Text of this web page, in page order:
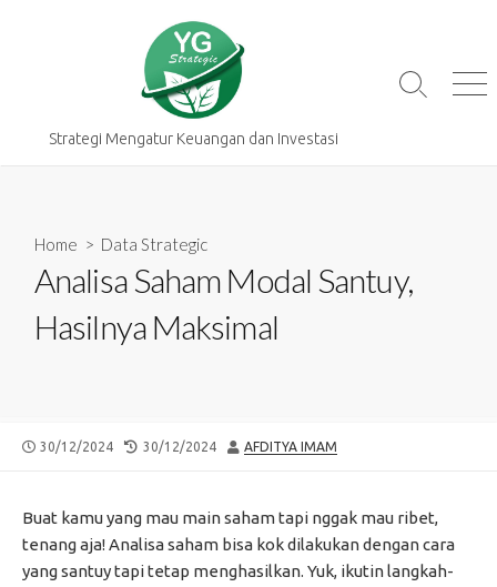
Strategi Mengatur Keuangan dan Investasi
Search
Home > Data Strategic
Analisa Saham Modal Santuy,
Hasilnya Maksimal
PUBLISHED
30/12/2024
LAST
30/12/2024 AUTHOR
AFDITYA IMAM
Buat kamu yang mau main saham tapi nggak mau ribet,
tenang aja! Analisa saham bisa kok dilakukan dengan cara
yang santuy tapi tetap menghasilkan. Yuk, ikutin langkah-